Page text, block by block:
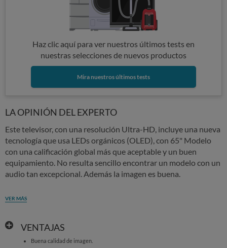
Haz clic aquí para ver nuestros últimos tests en
nuestras selecciones de nuevos productos
Mira nuestros últimos tests
LA OPINIÓN DEL EXPERTO
Este televisor, con una resolución Ultra-HD, incluye una nueva
tecnología que usa LEDs orgánicos (OLED), con 65" Modelo
con una calificación global más que aceptable y un buen
equipamiento. No resulta sencillo encontrar un modelo con un
audio tan excepcional. Además la imagen es buena.
VER MÁS
VENTAJAS
Buena calidad de imagen.